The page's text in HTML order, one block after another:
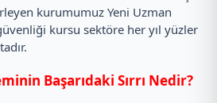
kurumumuz Yeni Uzman
kursu sektöre her yıl yüzler
Başarıdaki Sırrı Nedir?